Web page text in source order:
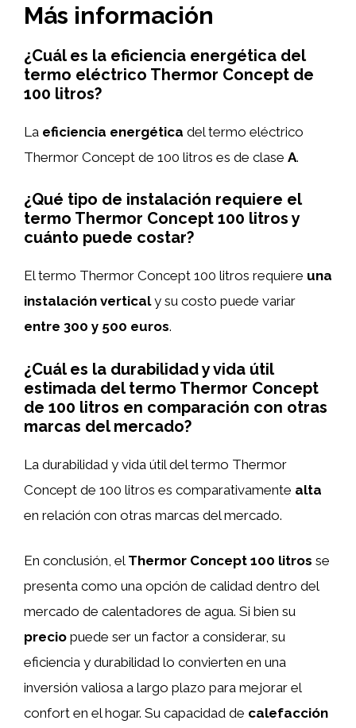
Más información
¿Cuál es la eficiencia energética del
termo eléctrico Thermor Concept de
100 litros?
La eficiencia energética del termo eléctrico
Thermor Concept de 100 litros es de clase A.
¿Qué tipo de instalación requiere el
termo Thermor Concept 100 litros y
cuánto puede costar?
El termo Thermor Concept 100 litros requiere una
instalación verticaly su costo puede variar
entre 300 y 500 euros.
¿Cuál es la durabilidad y vida útil
estimada del termo Thermor Concept
de 100 litros en comparación con otras
marcas del mercado?
La durabilidad y vida útil del termo Thermor
Concept de 100 litros es comparativamente alta
en relación con otras marcas del mercado.
En conclusión, el Thermor Concept 100 litros se
presenta como una opción de calidad dentro del
mercado de calentadores de agua. Si bien su
precio puede ser un factor a considerar, su
eficiencia y durabilidad lo convierten en una
inversión valiosa a largo plazo para mejorar el
confort en el hogar. Su capacidad de calefacción